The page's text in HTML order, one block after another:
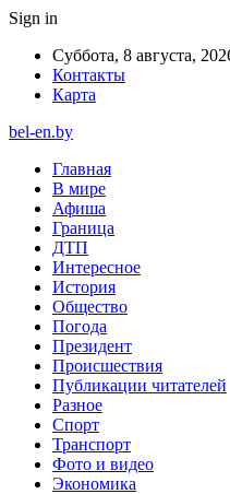
Sign in
Суббота, 8 августа,
Контакты
Карта
bel-en.by
Главная
В мире
Афиша
Граница
ДТП
Интересное
История
Общество
Погода
Президент
Происшествия
Публикации читателей
Разное
Спорт
Транспорт
Фото и видео
Экономика